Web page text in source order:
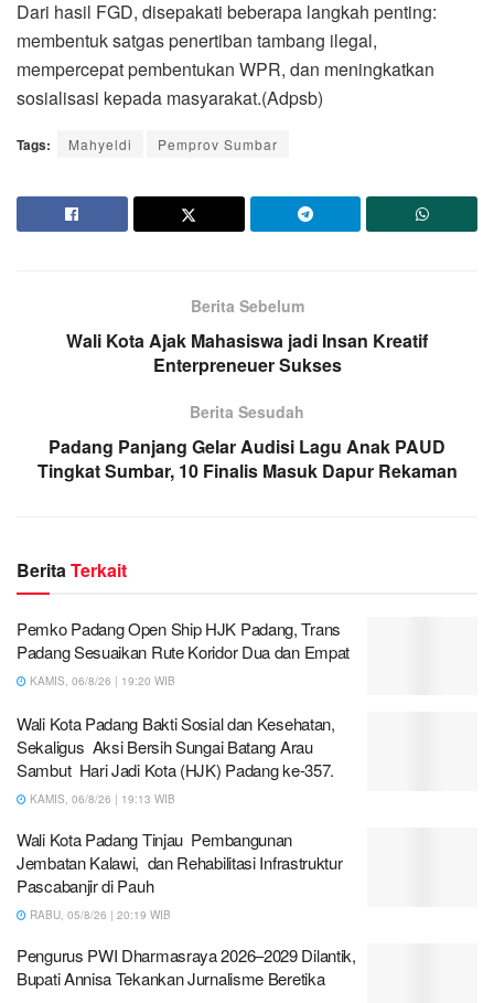
Dari hasil FGD, disepakati beberapa langkah penting:
membentuk satgas penertiban tambang ilegal,
mempercepat pembentukan WPR, dan meningkatkan
sosialisasi kepada masyarakat.(Adpsb)
Tags: Mahyeldi Pemprov Sumbar
Berita Sebelum
Wali Kota Ajak Mahasiswa jadi Insan Kreatif
Enterpreneuer Sukses
Berita Sesudah
Padang Panjang Gelar Audisi Lagu Anak PAUD
Tingkat Sumbar, 10 Finalis Masuk Dapur Rekaman
BeritaTerkait
Pemko Padang Open Ship HJK Padang, Trans
Padang Sesuaikan Rute Koridor Dua dan Empat
KAMIS, 06/8/26 | 19:20 WIB
Wali Kota Padang Bakti Sosial dan Kesehatan,
Sekaligus Aksi Bersih Sungai Batang Arau
Sambut Hari Jadi Kota (HJK) Padang ke-357.
KAMIS, 06/8/26 | 19:13 WIB
Wali Kota Padang Tinjau Pembangunan
Jembatan Kalawi, dan Rehabilitasi Infrastruktur
Pascabanjir di Pauh
RABU, 05/8/26 | 20:19 WIB
Pengurus PWI Dharmasraya 2026–2029 Dilantik,
Bupati Annisa Tekankan Jurnalisme Beretika